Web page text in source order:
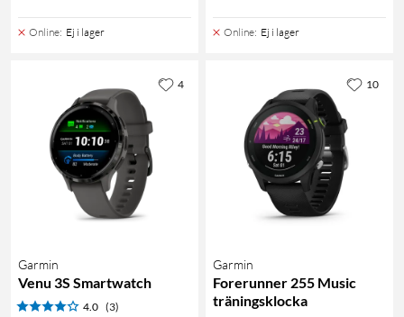
Online: Ej i lager Online: Ej i lager
Garmin
Venu 3S Smartwatch
4.0 (3)
4
Garmin
Forerunner 255 Music
träningsklocka
10